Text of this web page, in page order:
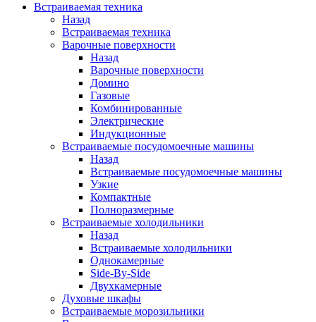
Встраиваемая техника
Назад
Встраиваемая техника
Варочные поверхности
Назад
Варочные поверхности
Домино
Газовые
Комбинированные
Электрические
Индукционные
Встраиваемые посудомоечные машины
Назад
Встраиваемые посудомоечные машины
Узкие
Компактные
Полноразмерные
Встраиваемые холодильники
Назад
Встраиваемые холодильники
Однокамерные
Side-By-Side
Двухкамерные
Духовые шкафы
Встраиваемые морозильники